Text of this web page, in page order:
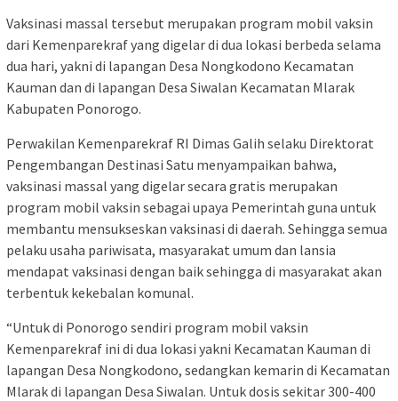
Vaksinasi massal tersebut merupakan program mobil vaksin
dari Kemenparekraf yang digelar di dua lokasi berbeda selama
dua hari, yakni di lapangan Desa Nongkodono Kecamatan
Kauman dan di lapangan Desa Siwalan Kecamatan Mlarak
Kabupaten Ponorogo.
Perwakilan Kemenparekraf RI Dimas Galih selaku Direktorat
Pengembangan Destinasi Satu menyampaikan bahwa,
vaksinasi massal yang digelar secara gratis merupakan
program mobil vaksin sebagai upaya Pemerintah guna untuk
membantu mensukseskan vaksinasi di daerah. Sehingga semua
pelaku usaha pariwisata, masyarakat umum dan lansia
mendapat vaksinasi dengan baik sehingga di masyarakat akan
terbentuk kekebalan komunal.
“Untuk di Ponorogo sendiri program mobil vaksin
Kemenparekraf ini di dua lokasi yakni Kecamatan Kauman di
lapangan Desa Nongkodono, sedangkan kemarin di Kecamatan
Mlarak di lapangan Desa Siwalan. Untuk dosis sekitar 300-400